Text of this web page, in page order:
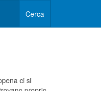
Cerca
ci si